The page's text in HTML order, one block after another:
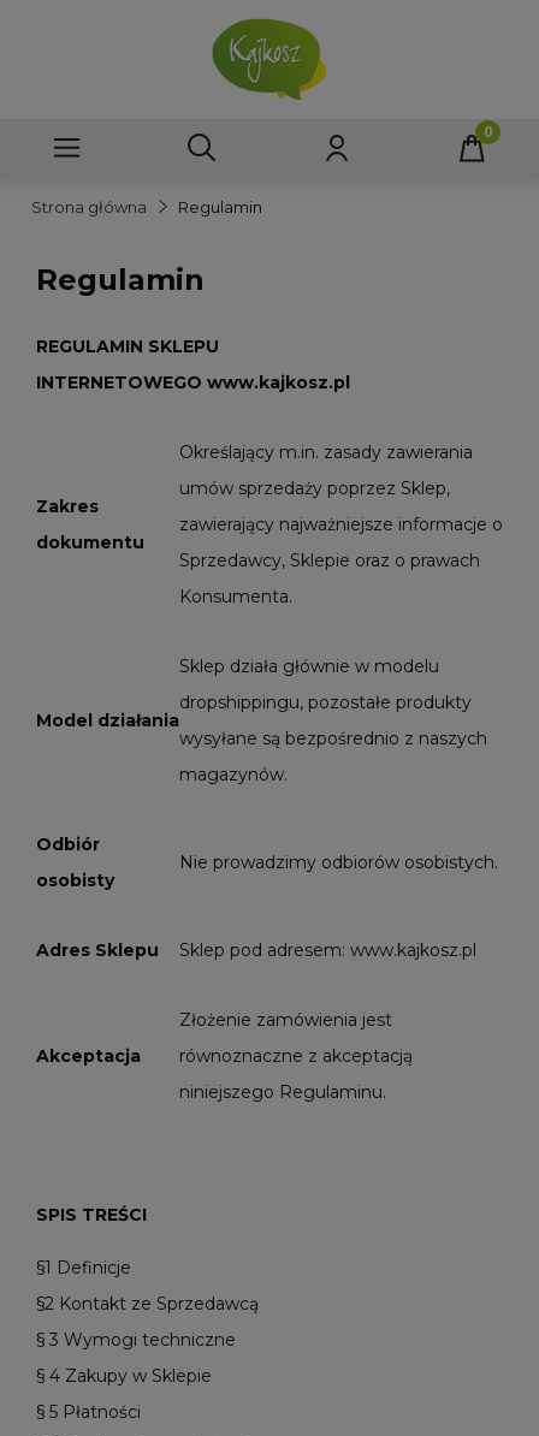
Strona główna Regulamin
Regulamin
REGULAMIN SKLEPU
INTERNETOWEGO www.kajkosz.pl
Zakres
dokumentu
Określający m.in. zasady zawierania
umów sprzedaży poprzez Sklep,
zawierający najważniejsze informacje o
Sprzedawcy, Sklepie oraz o prawach
Konsumenta.
Model działania
Sklep działa głównie w modelu
dropshippingu, pozostałe produkty
wysyłane są bezpośrednio z naszych
magazynów.
Odbiór
osobisty
Nie prowadzimy odbiorów osobistych.
Adres Sklepu Sklep pod adresem: www.kajkosz.pl
Akceptacja
Złożenie zamówienia jest
równoznaczne z akceptacją
niniejszego Regulaminu.
SPIS TREŚCI
§1 Definicje
§2 Kontakt ze Sprzedawcą
§ 3 Wymogi techniczne
§ 4 Zakupy w Sklepie
§ 5 Płatności